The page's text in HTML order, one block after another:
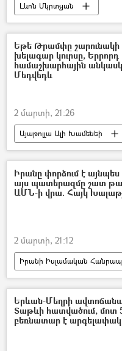
Լևոն Մկրտչյան
Հայ Յեղափոխական
ՀՀ գլխավոր
Եթե Թրամփը շարունակի
խելագար կուրսը, Երրորդ
համաշխարհային
Մեդվեդև
2 մարտի, 21:26
Այաթոլլա Ալի Խամենեի
Իրանի Իսլամական
Դոնալդ Թրամփ
Պատերազմ
Իրանը փորձում է այնպես
այս պատերազմը շատ
ԱՄՆ-ի վրա. Հայկ
2 մարտի, 21:12
Իրանի Իսլամական
ԱՄՆ
Հայկ
Պատերազմ
Երևան-Մեղրի
Տաթևի հատվածում, մոտ
բեռնատար է